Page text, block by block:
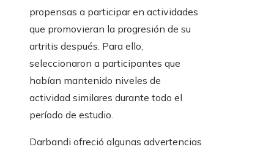
propensas a participar en actividades
que promovieran la progresión de su
artritis después. Para ello,
seleccionaron a participantes que
habían mantenido niveles de
actividad similares durante todo el
período de estudio.
Darbandi ofreció algunas advertencias